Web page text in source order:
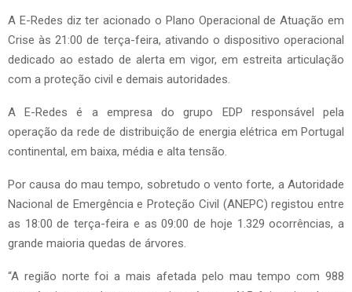
A E-Redes diz ter acionado o Plano Operacional de Atuação em
Crise às 21:00 de terça-feira, ativando o dispositivo operacional
dedicado ao estado de alerta em vigor, em estreita articulação
com a proteção civil e demais autoridades.
A E-Redes é a empresa do grupo EDP responsável pela
operação da rede de distribuição de energia elétrica em Portugal
continental, em baixa, média e alta tensão.
Por causa do mau tempo, sobretudo o vento forte, a Autoridade
Nacional de Emergência e Proteção Civil (ANEPC) registou entre
as 18:00 de terça-feira e as 09:00 de hoje 1.329 ocorrências, a
grande maioria quedas de árvores.
“A região norte foi a mais afetada pelo mau tempo com 988